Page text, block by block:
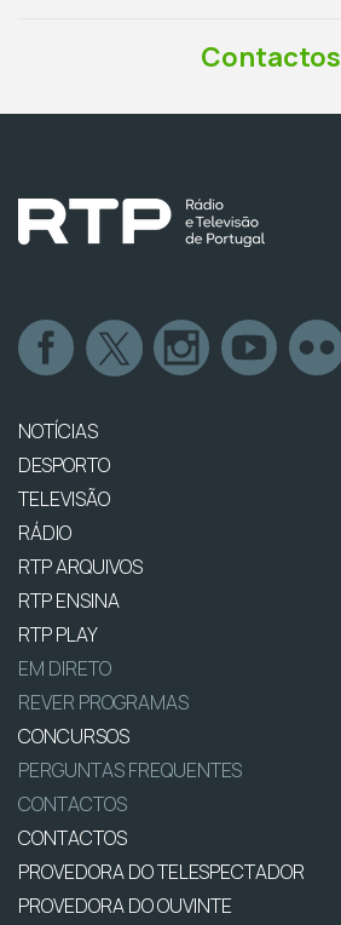
Contactos
NOTÍCIAS
DESPORTO
TELEVISÃO
RÁDIO
RTP ARQUIVOS
RTP ENSINA
RTP PLAY
EM DIRETO
REVER PROGRAMAS
CONCURSOS
PERGUNTAS FREQUENTES
CONTACTOS
CONTACTOS
PROVEDORA DO TELESPECTADOR
PROVEDORA DO OUVINTE